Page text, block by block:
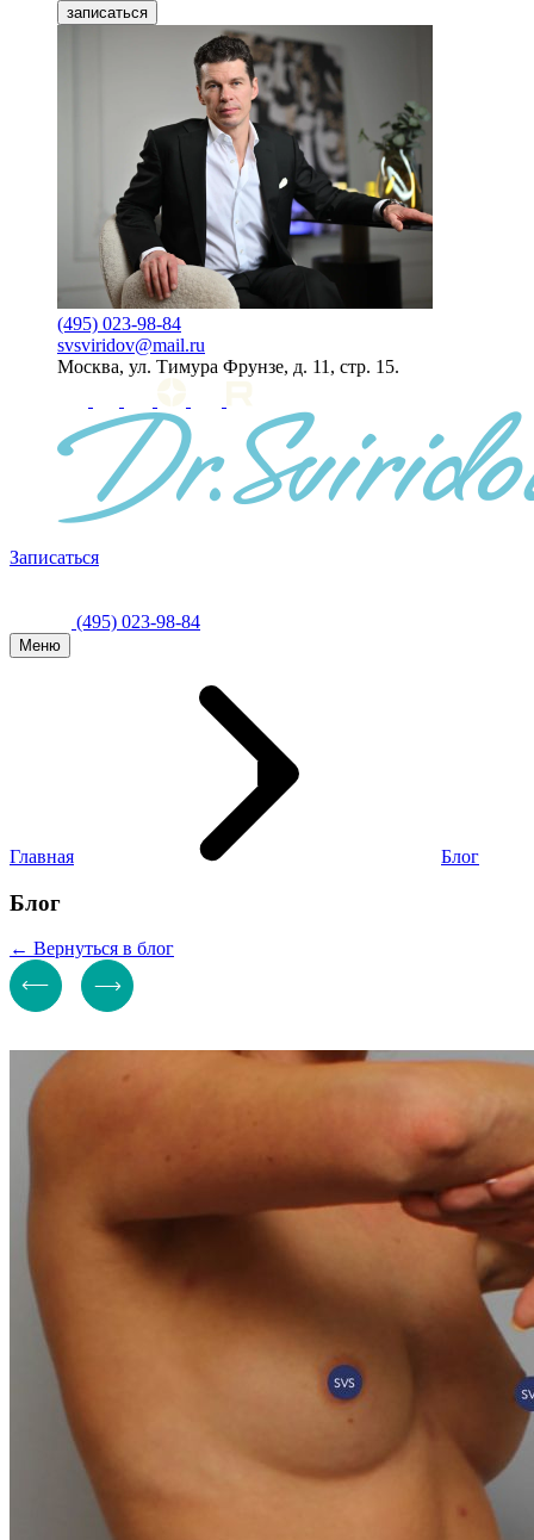
записаться
(495) 023-98-84
svsviridov@mail.ru
Москва, ул. Тимура Фрунзе, д. 11, стр. 15.
Записаться
(495) 023-98-84
Меню
Главная Блог
Блог
← Вернуться в блог